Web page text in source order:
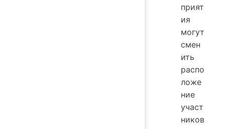
прият
ия
могут
смен
ить
распо
ложе
ние
участ
ников